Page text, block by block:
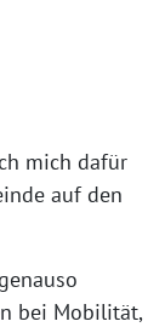
mich dafür
auf den
bei Mobilität,